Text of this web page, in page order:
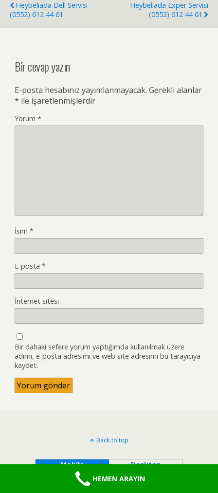
Heybeliada Dell Servisi
(0552) 612 44 61
Heybeliada Exper Servisi
(0552) 612 44 61
Bir cevap yazın
E-posta hesabınız yayımlanmayacak. Gerekli alanlar
* ile işaretlenmişlerdir
Yorum *
İsim *
E-posta *
İnternet sitesi
Bir dahaki sefere yorum yaptığımda kullanılmak üzere
adımı, e-posta adresimi ve web site adresimi bu tarayıcıya
kaydet.
Back to top
Mobile
Desktop
HEMEN ARAYIN